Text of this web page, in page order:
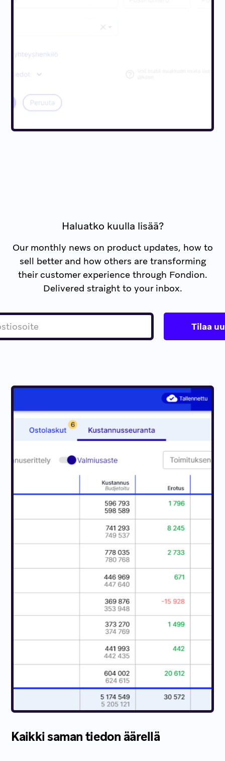
Haluatko kuulla lisää?
Our monthly news on product updates, how to
sell better and how others are transforming
their customer experience through Fondion.
Delivered straight to your inbox.
Kaikki saman tiedon äärellä